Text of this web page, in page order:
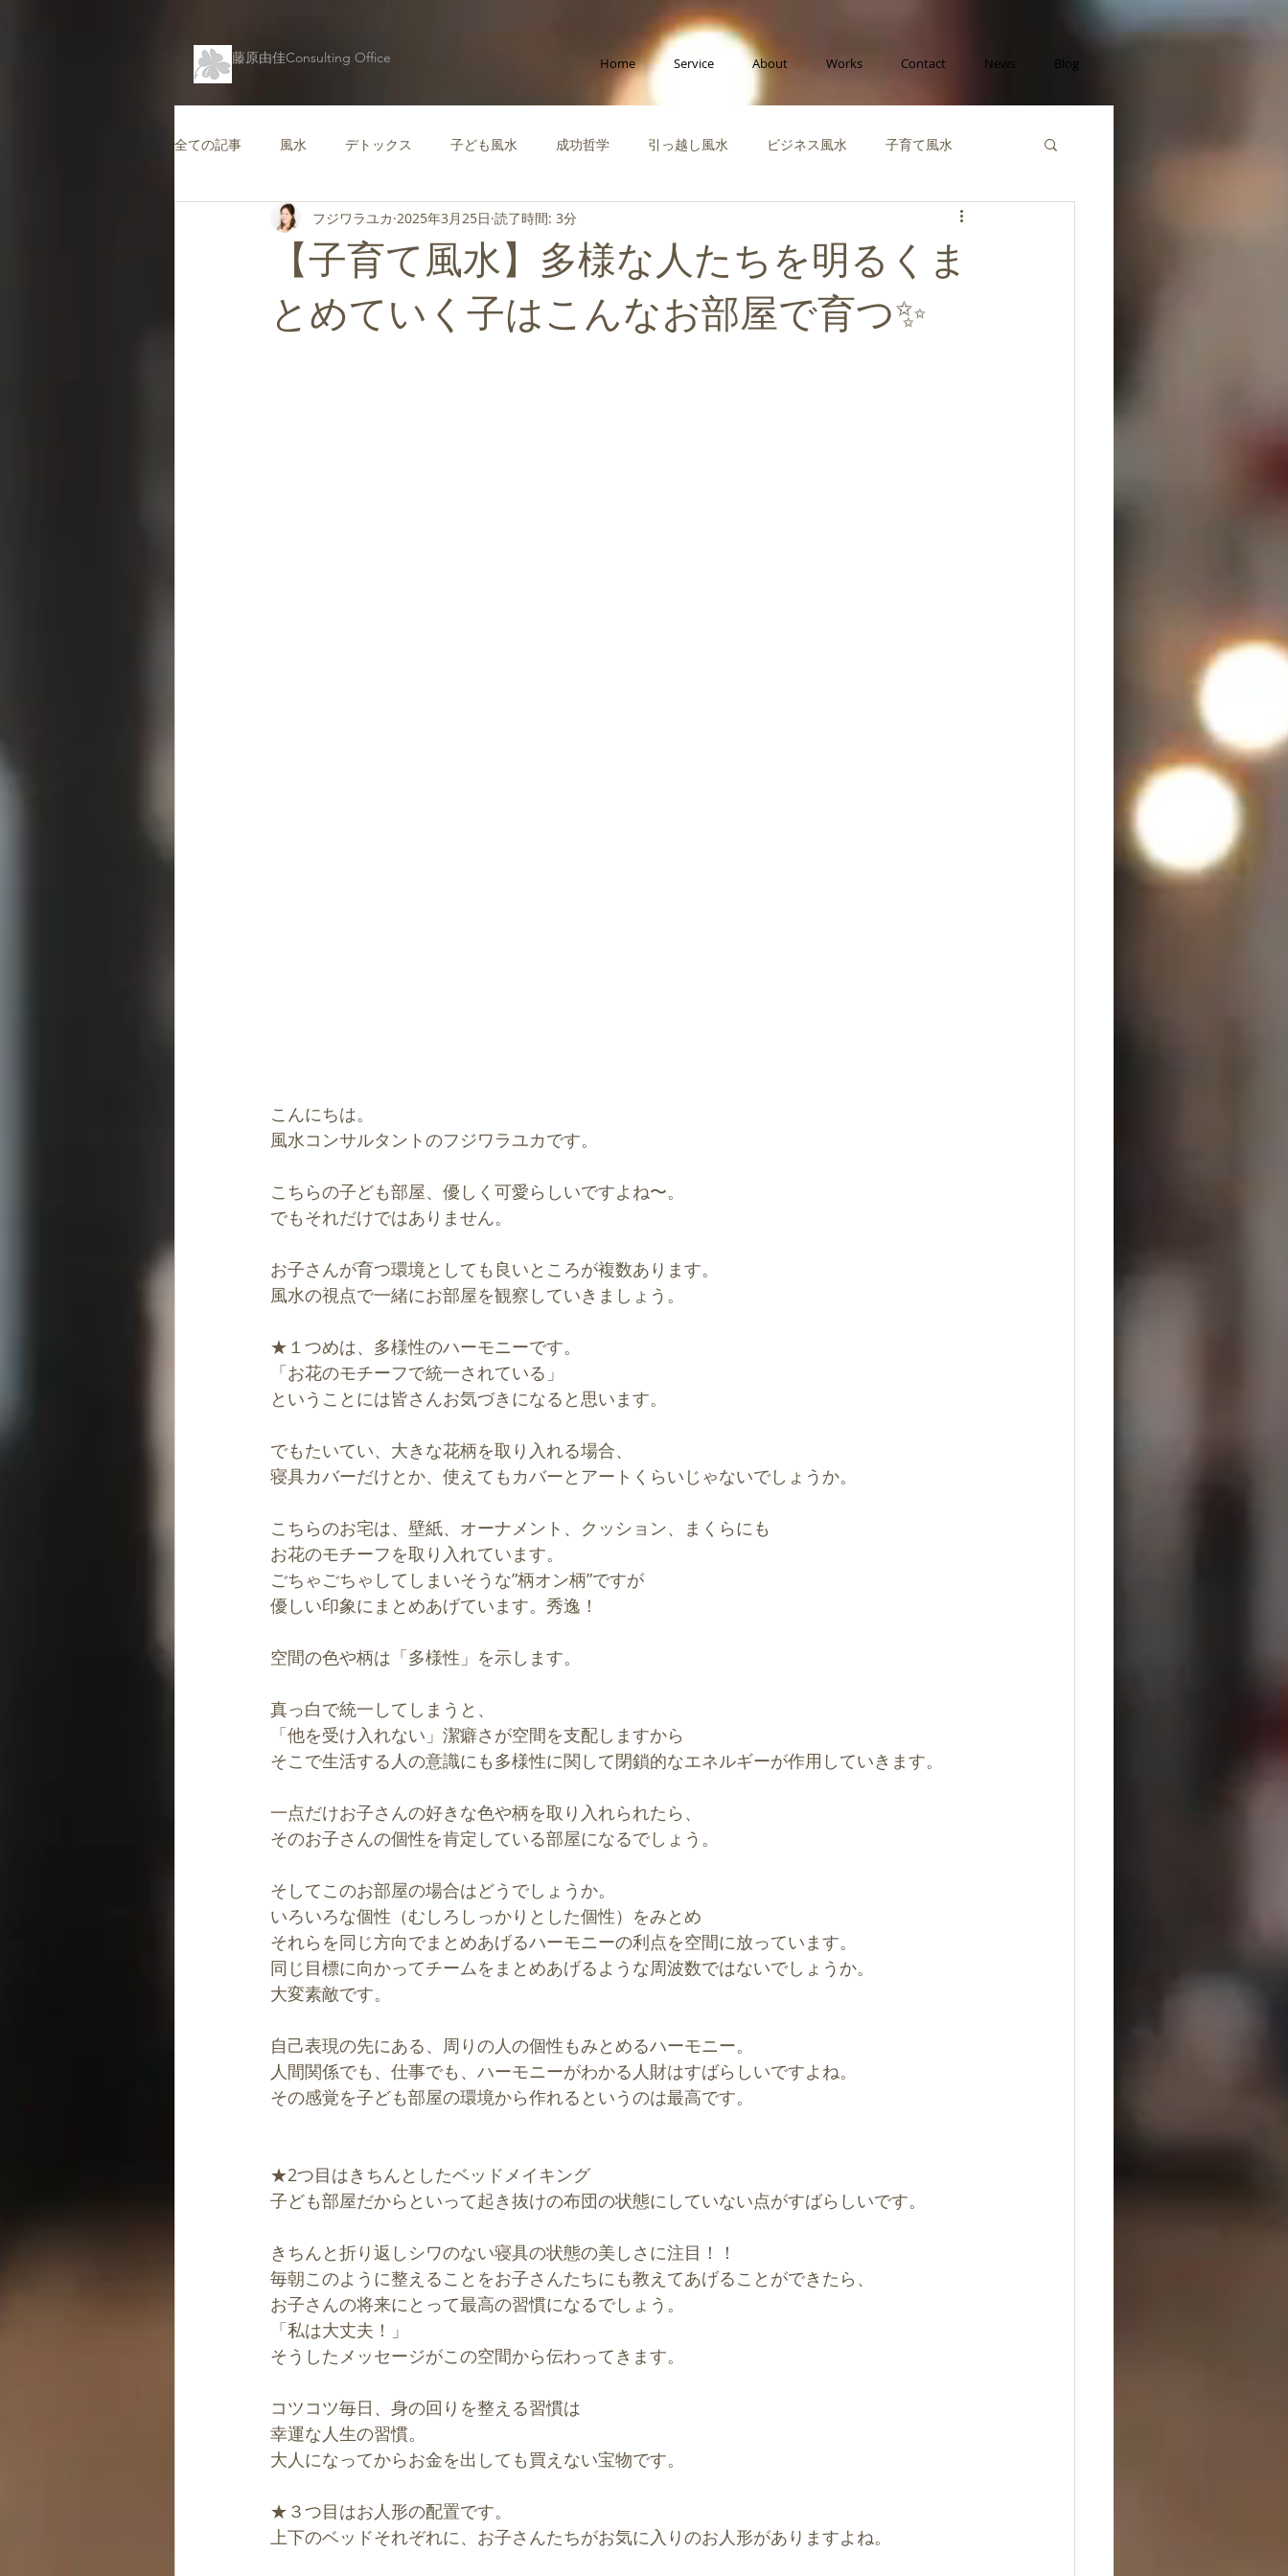
藤原由佳Consulting Office Home Service About Works Contact News Blog
全ての記事 風水 デトックス 子ども風水 成功哲学 引っ越し風水 ビジネス風水 子育て風水
仕事運を高める風水 コンテンポラリー風水 縁をつなぐ風水
キャリアを支援する風水 愛情運を高める風水 風水体験談 風水インテリア 成功風水 財運の風水
【子育て風水】多様な人たちを明るくま
とめていく子はこんなお部屋で育つ✨
フジワラユカ 2025年3月25日 読了時間: 3分
こんにちは。
風水コンサルタントのフジワラユカです。
こちらの子ども部屋、優しく可愛らしいですよね〜。
でもそれだけではありません。
お子さんが育つ環境としても良いところが複数あります。
風水の視点で一緒にお部屋を観察していきましょう。
★１つめは、多様性のハーモニーです。
「お花のモチーフで統一されている」
ということには皆さんお気づきになると思います。
でもたいてい、大きな花柄を取り入れる場合、
寝具カバーだけとか、使えてもカバーとアートくらいじゃないでしょうか。
こちらのお宅は、壁紙、オーナメント、クッション、まくらにも
お花のモチーフを取り入れています。
ごちゃごちゃしてしまいそうな”柄オン柄”ですが
優しい印象にまとめあげています。秀逸！
空間の色や柄は「多様性」を示します。
真っ白で統一してしまうと、
「他を受け入れない」潔癖さが空間を支配しますから
そこで生活する人の意識にも多様性に関して閉鎖的なエネルギーが作用していきます。
一点だけお子さんの好きな色や柄を取り入れられたら、
そのお子さんの個性を肯定している部屋になるでしょう。
そしてこのお部屋の場合はどうでしょうか。
いろいろな個性（むしろしっかりとした個性）をみとめ
それらを同じ方向でまとめあげるハーモニーの利点を空間に放っています。
同じ目標に向かってチームをまとめあげるような周波数ではないでしょうか。
大変素敵です。
自己表現の先にある、周りの人の個性もみとめるハーモニー。
人間関係でも、仕事でも、ハーモニーがわかる人財はすばらしいですよね。
その感覚を子ども部屋の環境から作れるというのは最高です。
★2つ目はきちんとしたベッドメイキング
子ども部屋だからといって起き抜けの布団の状態にしていない点がすばらしいです。
きちんと折り返しシワのない寝具の状態の美しさに注目！！
毎朝このように整えることをお子さんたちにも教えてあげることができたら、
お子さんの将来にとって最高の習慣になるでしょう。
「私は大丈夫！」
そうしたメッセージがこの空間から伝わってきます。
コツコツ毎日、身の回りを整える習慣は
幸運な人生の習慣。
大人になってからお金を出しても買えない宝物です。
★３つ目はお人形の配置です。
上下のベッドそれぞれに、お子さんたちがお気に入りのお人形がありますよね。